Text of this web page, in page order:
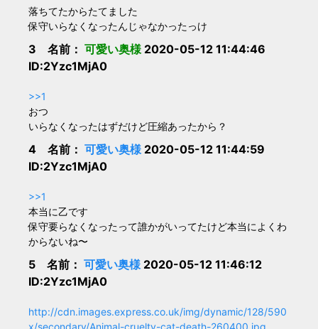
落ちてたからたてました
保守いらなくなったんじゃなかったっけ
3 名前： 可愛い奥様2020-05-12 11:44:46
ID:2Yzc1MjA0
>>1
おつ
いらなくなったはずだけど圧縮あったから？
4 名前： 可愛い奥様2020-05-12 11:44:59
ID:2Yzc1MjA0
>>1
本当に乙です
保守要らなくなったって誰かがいってたけど本当によくわ
からないね〜
5 名前： 可愛い奥様2020-05-12 11:46:12
ID:2Yzc1MjA0
http://cdn.images.express.co.uk/img/dynamic/128/590
x/secondary/Animal-cruelty-cat-death-260400.jpg